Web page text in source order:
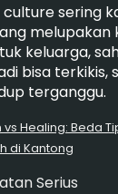
sering
melupakan
keluarga,
bisa terkikis,
terganggu.
Healing: Beda
di Kantong
Serius